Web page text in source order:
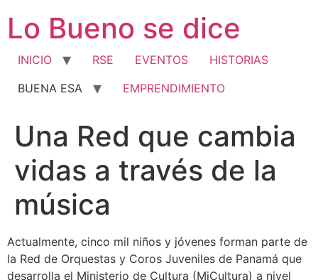
contenido
Lo Bueno se dice
INICIO RSE EVENTOS
HISTORIAS
BUENA ESA
EMPRENDIMIENTO
Una Red que cambia
vidas a través de la
música
Actualmente, cinco mil niños y jóvenes forman parte de
la Red de Orquestas y Coros Juveniles de Panamá que
desarrolla el Ministerio de Cultura (MiCultura) a nivel